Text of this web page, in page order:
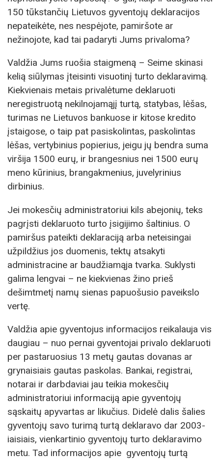
150 tūkstančių Lietuvos gyventojų deklaracijos
nepateikėte, nes nespėjote, pamiršote ar
nežinojote, kad tai padaryti Jums privaloma?
Valdžia Jums ruošia staigmeną – Seime skinasi
kelią siūlymas įteisinti visuotinį turto deklaravimą.
Kiekvienais metais privalėtume deklaruoti
neregistruotą nekilnojamąjį turtą, statybas, lėšas,
turimas ne Lietuvos bankuose ir kitose kredito
įstaigose, o taip pat pasiskolintas, paskolintas
lėšas, vertybinius popierius, jeigu jų bendra suma
viršija 1500 eurų, ir brangesnius nei 1500 eurų
meno kūrinius, brangakmenius, juvelyrinius
dirbinius.
Jei mokesčių administratoriui kils abejonių, teks
pagrįsti deklaruoto turto įsigijimo šaltinius. O
pamiršus pateikti deklaraciją arba neteisingai
užpildžius jos duomenis, tektų atsakyti
administracine ar baudžiamąja tvarka. Suklysti
galima lengvai – ne kiekvienas žino prieš
dešimtmetį namų sienas papuošusio paveikslo
vertę.
Valdžia apie gyventojus informacijos reikalauja vis
daugiau – nuo pernai gyventojai privalo deklaruoti
per pastaruosius 13 metų gautas dovanas ar
grynaisiais gautas paskolas. Bankai, registrai,
notarai ir darbdaviai jau teikia mokesčių
administratoriui informaciją apie gyventojų
sąskaitų apyvartas ar likučius. Didelė dalis šalies
gyventojų savo turimą turtą deklaravo dar 2003-
iaisiais, vienkartinio gyventojų turto deklaravimo
metu. Tad informacijos apie gyventojų turtą